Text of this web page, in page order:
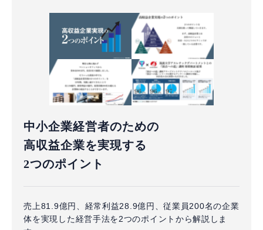
中小企業経営者のための
高収益企業を実現する
2つのポイント
売上81.9億円、経常利益28.9億円、従業員200名の企業
体を実現した経営手法を2つのポイントから解説しま